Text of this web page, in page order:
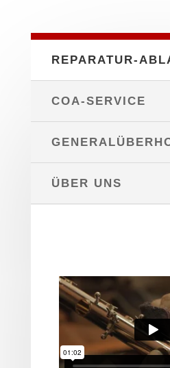
REPARATUR-
COA-SERVICE
ÜBER UNS